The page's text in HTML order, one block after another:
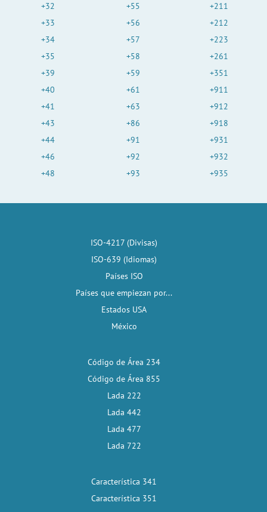
+32
+33
+34
+35
+39
+40
+41
+43
+44
+46
+48
+55
+56
+57
+58
+59
+61
+63
+86
+91
+92
+93
+211
+212
+223
+261
+351
+911
+912
+918
+931
+932
+935
ISO-4217 (Divisas)
ISO-639 (Idiomas)
Países ISO
Países que empiezan por...
Estados USA
México
Código de Área 234
Código de Área 855
Lada 222
Lada 442
Lada 477
Lada 722
Característica 341
Característica 351